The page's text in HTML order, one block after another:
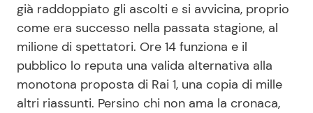
Info
Chi siamo
Disclaimer e Privacy
Redazione
già raddoppiato gli ascolti e si avvicina, proprio
come era successo nella passata stagione, al
milione di spettatori. Ore 14 funziona e il
pubblico lo reputa una valida alternativa alla
monotona proposta di Rai 1, una copia di mille
altri riassunti. Persino chi non ama la cronaca,